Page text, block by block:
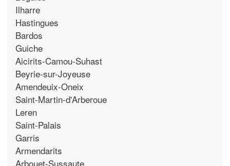
Ilharre
Hastingues
Bardos
Guiche
Aicirits-Camou-Suhast
Beyrie-sur-Joyeuse
Amendeuix-Oneix
Saint-Martin-d'Arberoue
Leren
Saint-Palais
Garris
Armendarits
Arbouet-Sussaute